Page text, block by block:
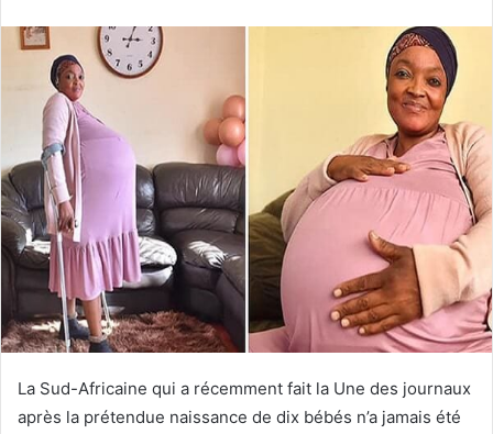
La Sud-Africaine qui a récemment fait la Une des journaux
après la prétendue naissance de dix bébés n’a jamais été